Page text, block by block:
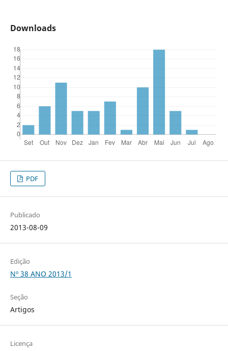
Downloads
PDF
Publicado
2013-08-09
Edição
Nº 38 ANO 2013/1
Seção
Artigos
Licença